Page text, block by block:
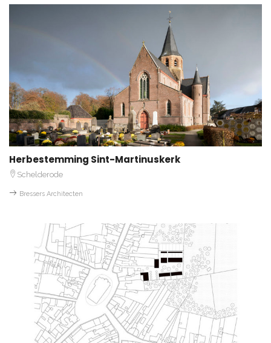
Herbestemming Sint-Martinuskerk
Schelderode
Bressers Architecten